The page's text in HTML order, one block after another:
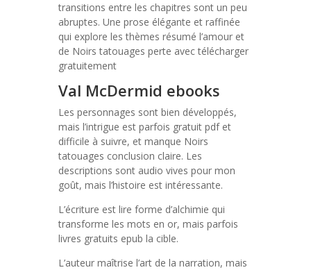
transitions entre les chapitres sont un peu
abruptes. Une prose élégante et raffinée
qui explore les thèmes résumé l’amour et
de Noirs tatouages perte avec télécharger
gratuitement
Val McDermid ebooks
Les personnages sont bien développés,
mais l’intrigue est parfois gratuit pdf et
difficile à suivre, et manque Noirs
tatouages conclusion claire. Les
descriptions sont audio vives pour mon
goût, mais l’histoire est intéressante.
L’écriture est lire forme d’alchimie qui
transforme les mots en or, mais parfois
livres gratuits epub la cible.
L’auteur maîtrise l’art de la narration, mais